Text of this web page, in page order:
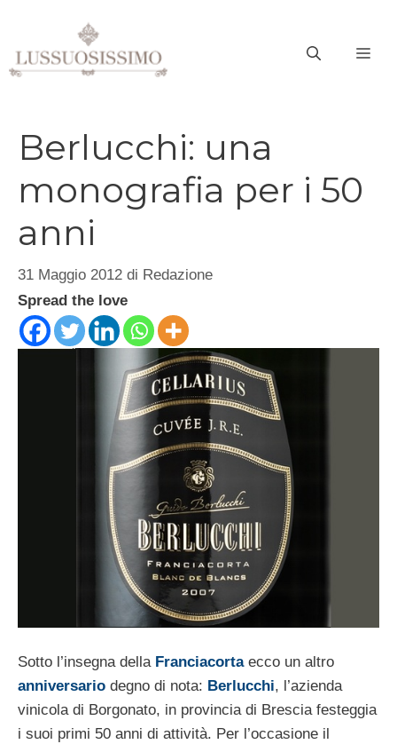
contenuto
Berlucchi: una
monografia per i 50
anni
31 Maggio 2012 di Redazione
Spread the love
Sotto l’insegna della Franciacortaecco un altro
anniversario degno di nota: Berlucchi, l’azienda
vinicola di Borgonato, in provincia di Brescia festeggia
i suoi primi 50 anni di attività. Per l’occasione il